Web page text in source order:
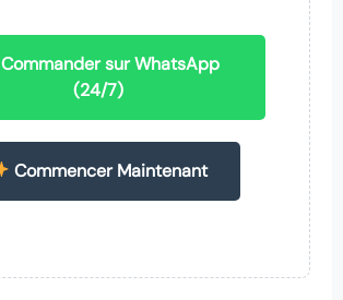
Commander sur WhatsApp
(24/7)
Commencer Maintenant